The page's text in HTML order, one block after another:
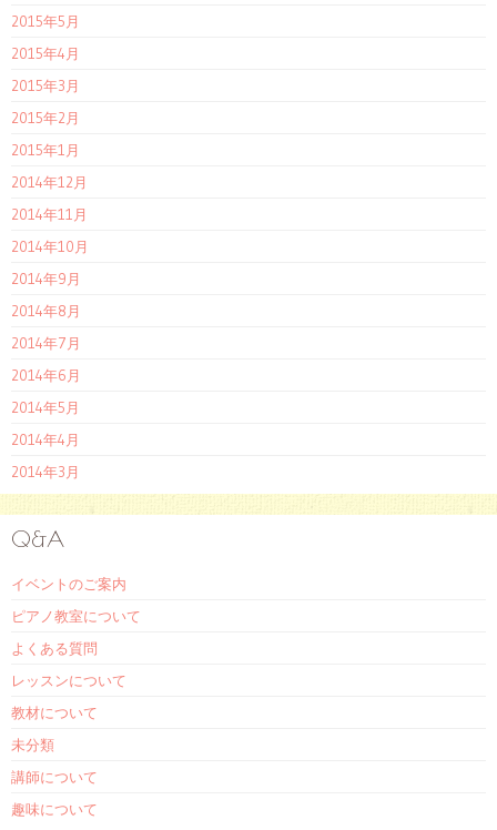
2015年5月
2015年4月
2015年3月
2015年2月
2015年1月
2014年12月
2014年11月
2014年10月
2014年9月
2014年8月
2014年7月
2014年6月
2014年5月
2014年4月
2014年3月
Q&A
イベントのご案内
ピアノ教室について
よくある質問
レッスンについて
教材について
未分類
講師について
趣味について